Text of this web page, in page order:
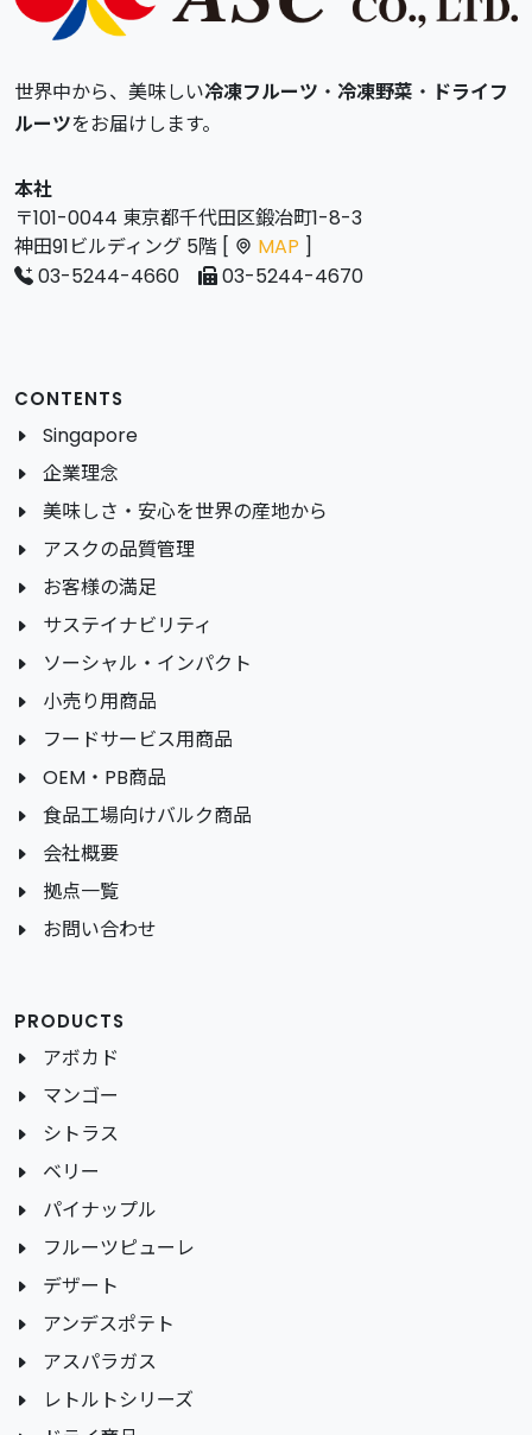
世界中から、美味しい冷凍フルーツ ・ 冷凍野菜 ・ ドライフ
ルーツをお届けします。
本社
〒101-0044 東京都千代田区鍛冶町1-8-3
神田91ビルディング 5階 [
MAP ]
03-5244-4660
03-5244-4670
CONTENTS
Singapore
企業理念
美味しさ・安心を世界の産地から
アスクの品質管理
お客様の満足
サステイナビリティ
ソーシャル・インパクト
小売り用商品
フードサービス用商品
OEM・PB商品
食品工場向けバルク商品
会社概要
拠点一覧
お問い合わせ
PRODUCTS
アボカド
マンゴー
シトラス
ベリー
パイナップル
フルーツピューレ
デザート
アンデスポテト
アスパラガス
レトルトシリーズ